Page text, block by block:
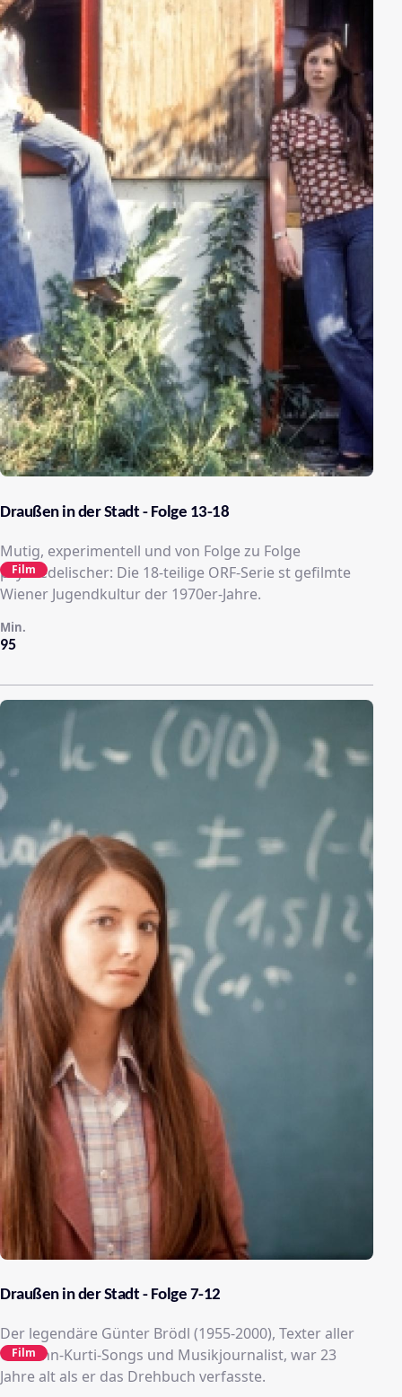
Draußen in der Stadt - Folge 13-18
Mutig, experimentell und von Folge zu Folge
psychedelischer: Die 18-teilige ORF-Serie st gefilmte
Wiener Jugendkultur der 1970er-Jahre.
95
Min.
Film
Draußen in der Stadt - Folge 7-12
Der legendäre Günter Brödl (1955-2000), Texter aller
Ostbahn-Kurti-Songs und Musikjournalist, war 23
Jahre alt als er das Drehbuch verfasste.
Film